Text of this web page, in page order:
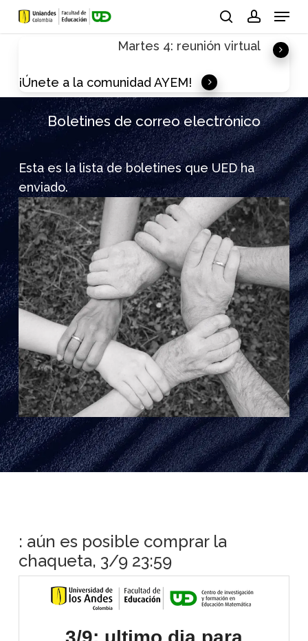
Skip
Menu
Martes 4: reunión virtual
¡Únete a la comunidad AYEM!
Boletines de correo electrónico
Esta es la lista de boletines que UED ha
enviado.
: aún es posible comprar la
chaqueta, 3/9 23:59